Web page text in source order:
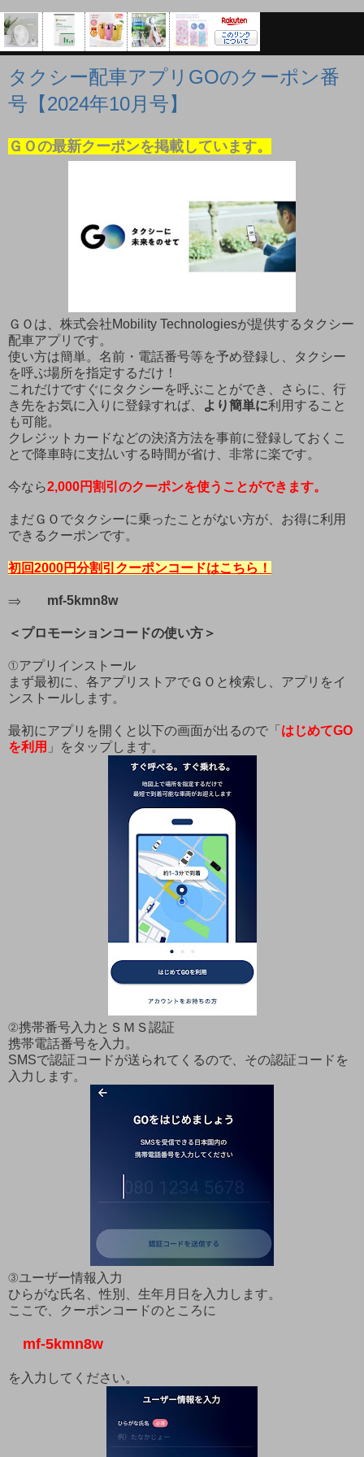
タクシー配車アプリGOのクーポン番
号【2024年10月号】
ＧＯの最新クーポンを掲載しています。
ＧＯは、株式会社Mobility Technologiesが提供するタクシー
配車アプリです。
使い方は簡単。名前・電話番号等を予め登録し、タクシー
を呼ぶ場所を指定するだけ！
これだけですぐにタクシーを呼ぶことができ、さらに、行
き先をお気に入りに登録すれば、
より簡単に利用すること
も可能。
クレジットカードなどの決済方法を事前に登録しておくこ
とで降車時に支払いする時間が省け、非常に楽です。
今なら2,000円割引のクーポンを使うことができます。
まだＧＯでタクシーに乗ったことがない方が、お得に利用
できるクーポンです。
初回2000円分割引クーポンコードはこちら！
⇒ mf-5kmn8w
＜プロモーションコードの使い方＞
①アプリインストール
まず最初に、各アプリストアでＧＯと検索し、アプリをイ
ンストールします。
最初にアプリを開くと以下の画面が出るので「 はじめてGO
を利用 」をタップします。
②携帯番号入力とＳＭＳ認証
携帯電話番号を入力。
SMSで認証コードが送られてくるので、その認証コードを
入力します。
③ユーザー情報入力
ひらがな氏名、性別、生年月日を入力します。
ここで、クーポンコードのところに
mf-5kmn8w
を入力してください。